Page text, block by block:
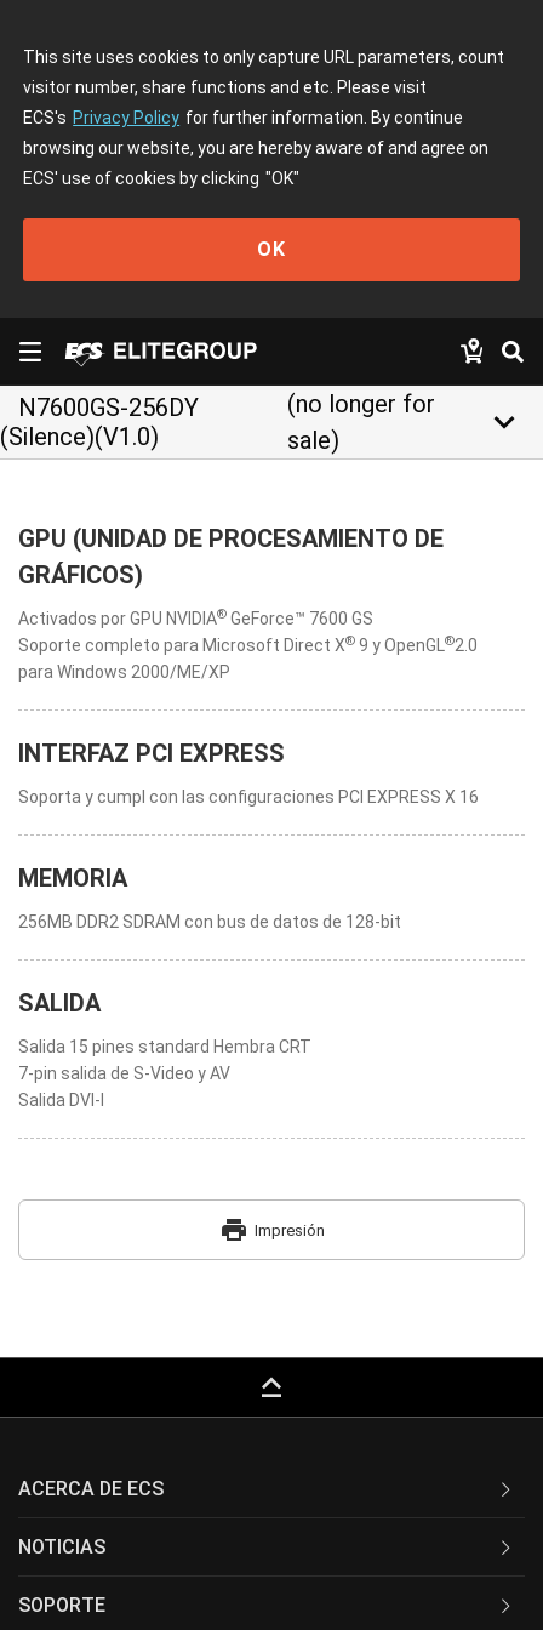
This site uses cookies to only capture URL parameters, count
visitor number, share functions and etc. Please visit
ECS's Privacy Policy for further information. By continue
browsing our website, you are hereby aware of and agree on
ECS' use of cookies by clicking "OK"
OK
N7600GS-256DY
(Silence)(V1.0)
(no longer for
sale)
keyboard_arrow_down
GPU (UNIDAD DE PROCESAMIENTO DE
GRÁFICOS)
Activados por GPU NVIDIA® GeForce™ 7600 GS
Soporte completo para Microsoft Direct X® 9 y OpenGL ®2.0
para Windows 2000/ME/XP
INTERFAZ PCI EXPRESS
Soporta y cumpl con las configuraciones PCI EXPRESS X 16
MEMORIA
256MB DDR2 SDRAM con bus de datos de 128-bit
SALIDA
Salida 15 pines standard Hembra CRT
7-pin salida de S-Video y AV
Salida DVI-I
print Impresión
keyboard_capslock
ACERCA DE ECS
NOTICIAS
SOPORTE